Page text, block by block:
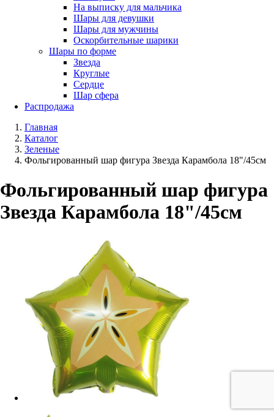
На выписку для мальчика
Шары для девушки
Шары для мужчины
Оскорбительные шарики
Шары по форме
Звезда
Круглые
Сердце
Шар сфера
Распродажа
Главная
Каталог
Зеленые
Фольгированный шар фигура Звезда Карамбола 18"/45см
Фольгированный шар фигура
Звезда Карамбола 18"/45см